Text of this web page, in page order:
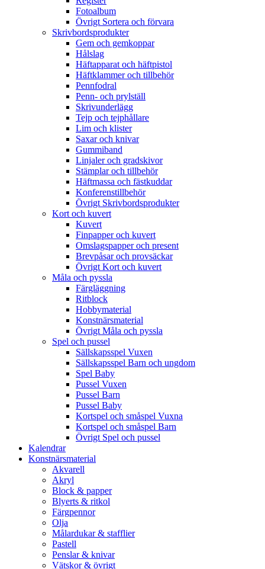
Fotoalbum
Övrigt Sortera och förvara
Skrivbordsprodukter
Gem och gemkoppar
Hålslag
Häftapparat och häftpistol
Häftklammer och tillbehör
Pennfodral
Penn- och prylställ
Skrivunderlägg
Tejp och tejphållare
Lim och klister
Saxar och knivar
Gummiband
Linjaler och gradskivor
Stämplar och tillbehör
Häftmassa och fästkuddar
Konferenstillbehör
Övrigt Skrivbordsprodukter
Kort och kuvert
Kuvert
Finpapper och kuvert
Omslagspapper och present
Brevpåsar och provsäckar
Övrigt Kort och kuvert
Måla och pyssla
Färgläggning
Ritblock
Hobbymaterial
Konstnärsmaterial
Övrigt Måla och pyssla
Spel och pussel
Sällskapsspel Vuxen
Sällskapsspel Barn och ungdom
Spel Baby
Pussel Vuxen
Pussel Barn
Pussel Baby
Kortspel och småspel Vuxna
Kortspel och småspel Barn
Övrigt Spel och pussel
Kalendrar
Konstnärsmaterial
Akvarell
Akryl
Block & papper
Blyerts & ritkol
Färgpennor
Olja
Målardukar & stafflier
Pastell
Penslar & knivar
Vätskor & övrigt